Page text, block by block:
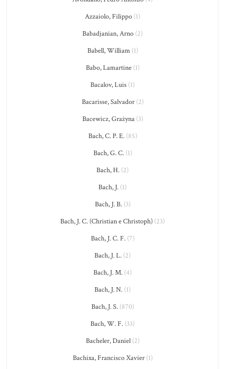
Azzaiolo, Filippo (1)
Babadjanian, Arno (2)
Babell, William(1)
Babo, Lamartine(1)
Bacalov, Luis (1)
Bacarisse, Salvador(2)
Bacewicz, Grażyna(3)
Bach, C. P. E.(85)
Bach, G. C.(1)
Bach, H. (2)
Bach, J. (1)
Bach, J. B.(3)
Bach, J. C. (Christian e Christoph) (23)
Bach, J. C. F.(7)
Bach, J. L. (2)
Bach, J. M. (4)
Bach, J. N. (1)
Bach, J. S.(870)
Bach, W. F. (33)
Bacheler, Daniel(2)
Bachixa, Francisco Xavier(1)